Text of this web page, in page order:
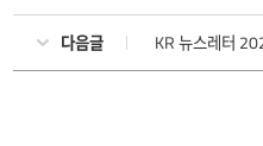
다음글 KR 뉴스레터